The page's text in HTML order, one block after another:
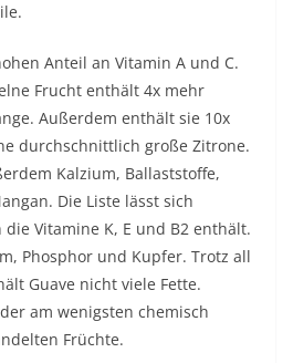
Anteil an Vitamin A und C.
Frucht enthält 4x mehr
Außerdem enthält sie 10x
durchschnittlich große Zitrone.
Kalzium, Ballaststoffe,
Die Liste lässt sich
Vitamine K, E und B2 enthält.
Phosphor und Kupfer. Trotz all
Guave nicht viele Fette.
am wenigsten chemisch
Früchte.